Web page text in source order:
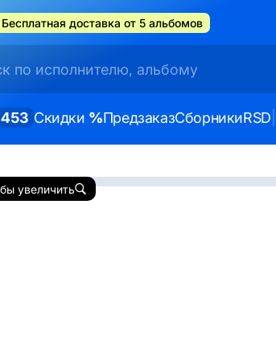
Бесплатная доставка от 5 альбомов
453 Скидки %ПредзаказСборникиRSD
увеличить